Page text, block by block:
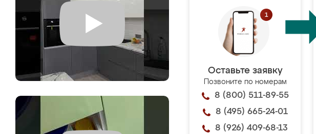
Оставьте заявку
Позвоните по номерам
8 (800) 511-89-55
8 (495) 665-24-01
8 (926) 409-68-13